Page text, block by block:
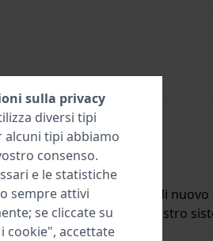
il prodotto sarà di
viene cancellato dal nostro
sulla privacy
diversi tipi
alcuni tipi abbiamo
consenso.
e le statistiche
sempre attivi
se cliccate su
cookie", accettate